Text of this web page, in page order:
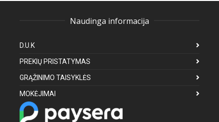
Naudinga informacija
D.U.K
PREKIŲ PRISTATYMAS
GRĄŽINIMO TAISYKLĖS
MOKĖJIMAI